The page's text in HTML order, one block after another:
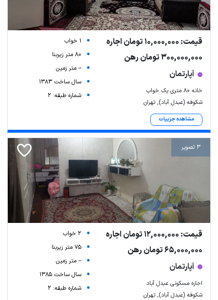
قیمت: 10,000,000 تومان اجاره
300,000,000 تومان رهن
آپارتمان
خانه ۸۰ متری یک خواب
شکوفه (عبدل آباد), تهران
مشاهده جزییات
1 خواب
80 متر زیربنا
-- متر زمین
سال ساخت 1383
شماره طبقه: 2
3 تصویر
قیمت: 12,000,000 تومان اجاره
65,000,000 تومان رهن
آپارتمان
اجاره مسکونی عبدل آباد
شکوفه (عبدل آباد), تهران
2 خواب
75 متر زیربنا
-- متر زمین
سال ساخت 1385
شماره طبقه: 2